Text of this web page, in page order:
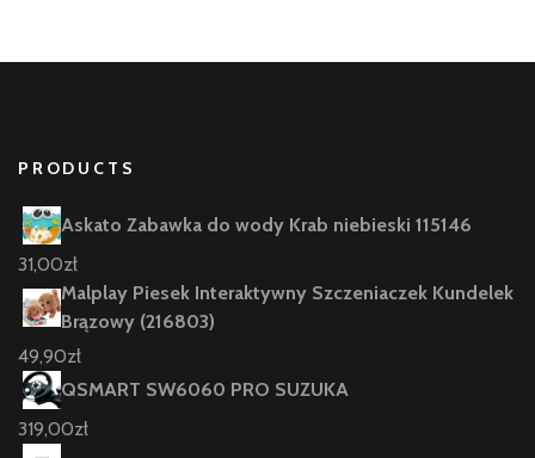
PRODUCTS
Askato Zabawka do wody Krab niebieski 115146
31,00zł
Malplay Piesek Interaktywny Szczeniaczek Kundelek
Brązowy (216803)
49,90zł
QSMART SW6060 PRO SUZUKA
319,00zł